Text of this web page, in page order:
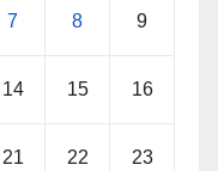
7 8 9
14 15 16
21 22 23